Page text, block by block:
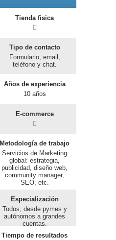
Tienda física
Tipo de contacto
Formulario, email,
teléfono y chat.
Años de experiencia
10 años
E-commerce
Metodología de trabajo
Servicios de Marketing
global: estrategia,
publicidad, diseño web,
community manager,
SEO, etc.
Especialización
Todos, desde pymes y
autónomos a grandes
cuentas.
Tiempo de resultados